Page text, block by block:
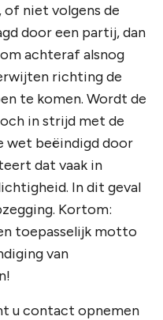
niet volgens de
door een partij, dan
achteraf alsnog
richting de
te komen. Wordt de
in strijd met de
wet beëindigd door
dat vaak in
In dit geval
Kortom:
toepasselijk motto
van
u contact opnemen